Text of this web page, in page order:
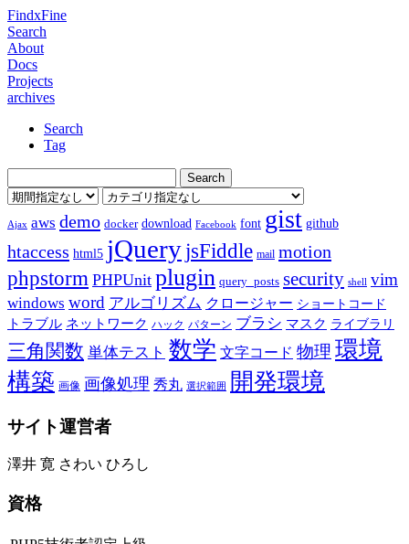
FindxFine
Search
About
Docs
Projects
archives
Search
Tag
Ajax aws demo docker download Facebook font gist github
htaccess html5 jQuery jsFiddle mail motion
phpstorm PHPUnit plugin query_posts security shell vim
windows word アルゴリズム クロージャー ショートコード
トラブル ネットワーク ハック パターン ブラシ マスク ライブラリ
三角関数 単体テスト 数学 文字コード 物理 環境
構築 画像 画像処理 秀丸 選択範囲 開発環境
サイト運営者
澤井 寛 さわい ひろし
資格